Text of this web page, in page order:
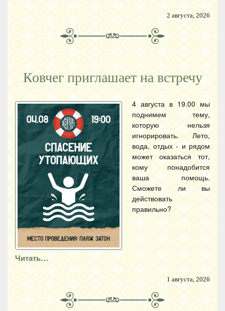
2 августа, 2026
Ковчег приглашает на встречу
4 августа в 19.00 мы
поднимем тему,
которую нельзя
игнорировать. Лето,
вода, отдых - и рядом
может оказаться тот,
кому понадобится
ваша помощь.
Сможете ли вы
действовать
правильно?
Читать…
1 августа, 2026